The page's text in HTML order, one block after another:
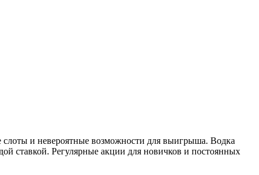
слоты и невероятные возможности для выигрыша. Водка
ставкой. Регулярные акции для новичков и постоянных